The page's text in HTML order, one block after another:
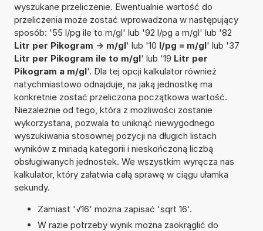
wyszukane przeliczenie. Ewentualnie wartość do
przeliczenia może zostać wprowadzona w następujący
sposób: '55 l/pg ile to m/gl' lub '92 l/pg a m/gl' lub '82
Litr per Pikogram -> m/gl' lub '10 l/pg = m/gl' lub '37
Litr per Pikogram ile to m/gl' lub '19 Litr per
Pikogram a m/gl'. Dla tej opcji kalkulator również
natychmiastowo odnajduje, na jaką jednostkę ma
konkretnie zostać przeliczona początkowa wartość.
Niezależnie od tego, która z możliwości zostanie
wykorzystana, pozwala to uniknąć niewygodnego
wyszukiwania stosownej pozycji na długich listach
wyników z miriadą kategorii i nieskończoną liczbą
obsługiwanych jednostek. We wszystkim wyręcza nas
kalkulator, który załatwia całą sprawę w ciągu ułamka
sekundy.
Zamiast '√16' można zapisać 'sqrt 16'.
W razie potrzeby wynik można zaokrąglić do